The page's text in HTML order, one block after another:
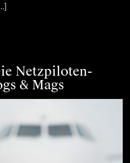
Netzpiloten-
& Mags